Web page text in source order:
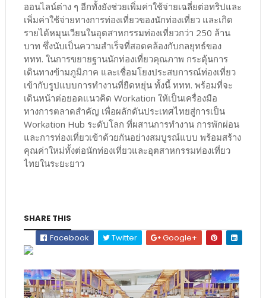
ออนไลน์ต่าง ๆ อีกทั้งยังช่วยเพิ่มค่าใช้จ่ายเฉลี่ยต่อทริปและ
เพิ่มค่าใช้จ่ายทางการท่องเที่ยวของนักท่องเที่ยว และเกิด
รายได้หมุนเวียนในอุตสาหกรรมท่องเที่ยวกว่า 250 ล้าน
บาท ซึ่งนับเป็นความสำเร็จที่สอดคล้องกับกลยุทธ์ของ
ททท. ในการขยายฐานนักท่องเที่ยวคุณภาพ กระตุ้นการ
เดินทางข้ามภูมิภาค และเชื่อมโยงประสบการณ์ท่องเที่ยว
เข้ากับรูปแบบการทำงานที่ยืดหยุ่น ทั้งนี้ ททท. พร้อมที่จะ
เดินหน้าต่อยอดแนวคิด Workation ให้เป็นเครื่องมือ
ทางการตลาดสำคัญ เพื่อผลักดันประเทศไทยสู่การเป็น
Workation Hub ระดับโลก ที่ผสานการทำงาน การพักผ่อน
และการท่องเที่ยวเข้าด้วยกันอย่างสมบูรณ์แบบ พร้อมสร้าง
คุณค่าใหม่ทั้งต่อนักท่องเที่ยวและอุตสาหกรรมท่องเที่ยว
ไทยในระยะยาว
SHARE THIS
Facebook
Twitter Google+